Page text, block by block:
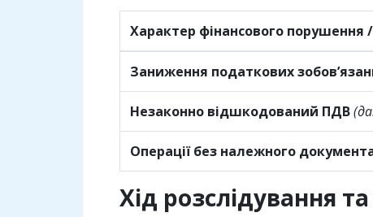
Характер фінансового порушення
Заниження податкових
Незаконно відшкодований ПДВ
Операції без належного
Хід розслідування